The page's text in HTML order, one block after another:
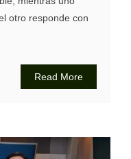
otro responde con
Read More